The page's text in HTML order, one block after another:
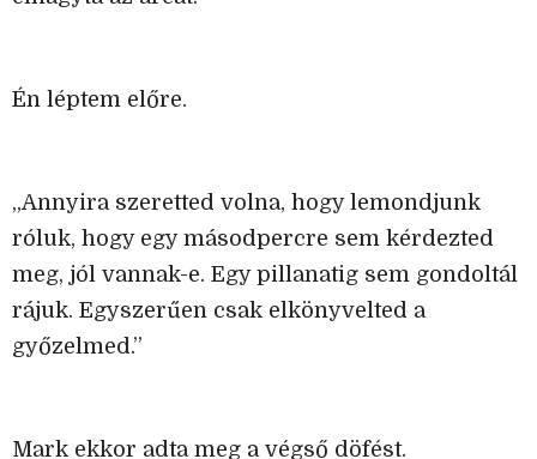
Én léptem előre.
„Annyira szeretted volna, hogy lemondjunk
róluk, hogy egy másodpercre sem kérdezted
meg, jól vannak-e. Egy pillanatig sem gondoltál
rájuk. Egyszerűen csak elkönyvelted a
győzelmed.”
Mark ekkor adta meg a végső döfést.